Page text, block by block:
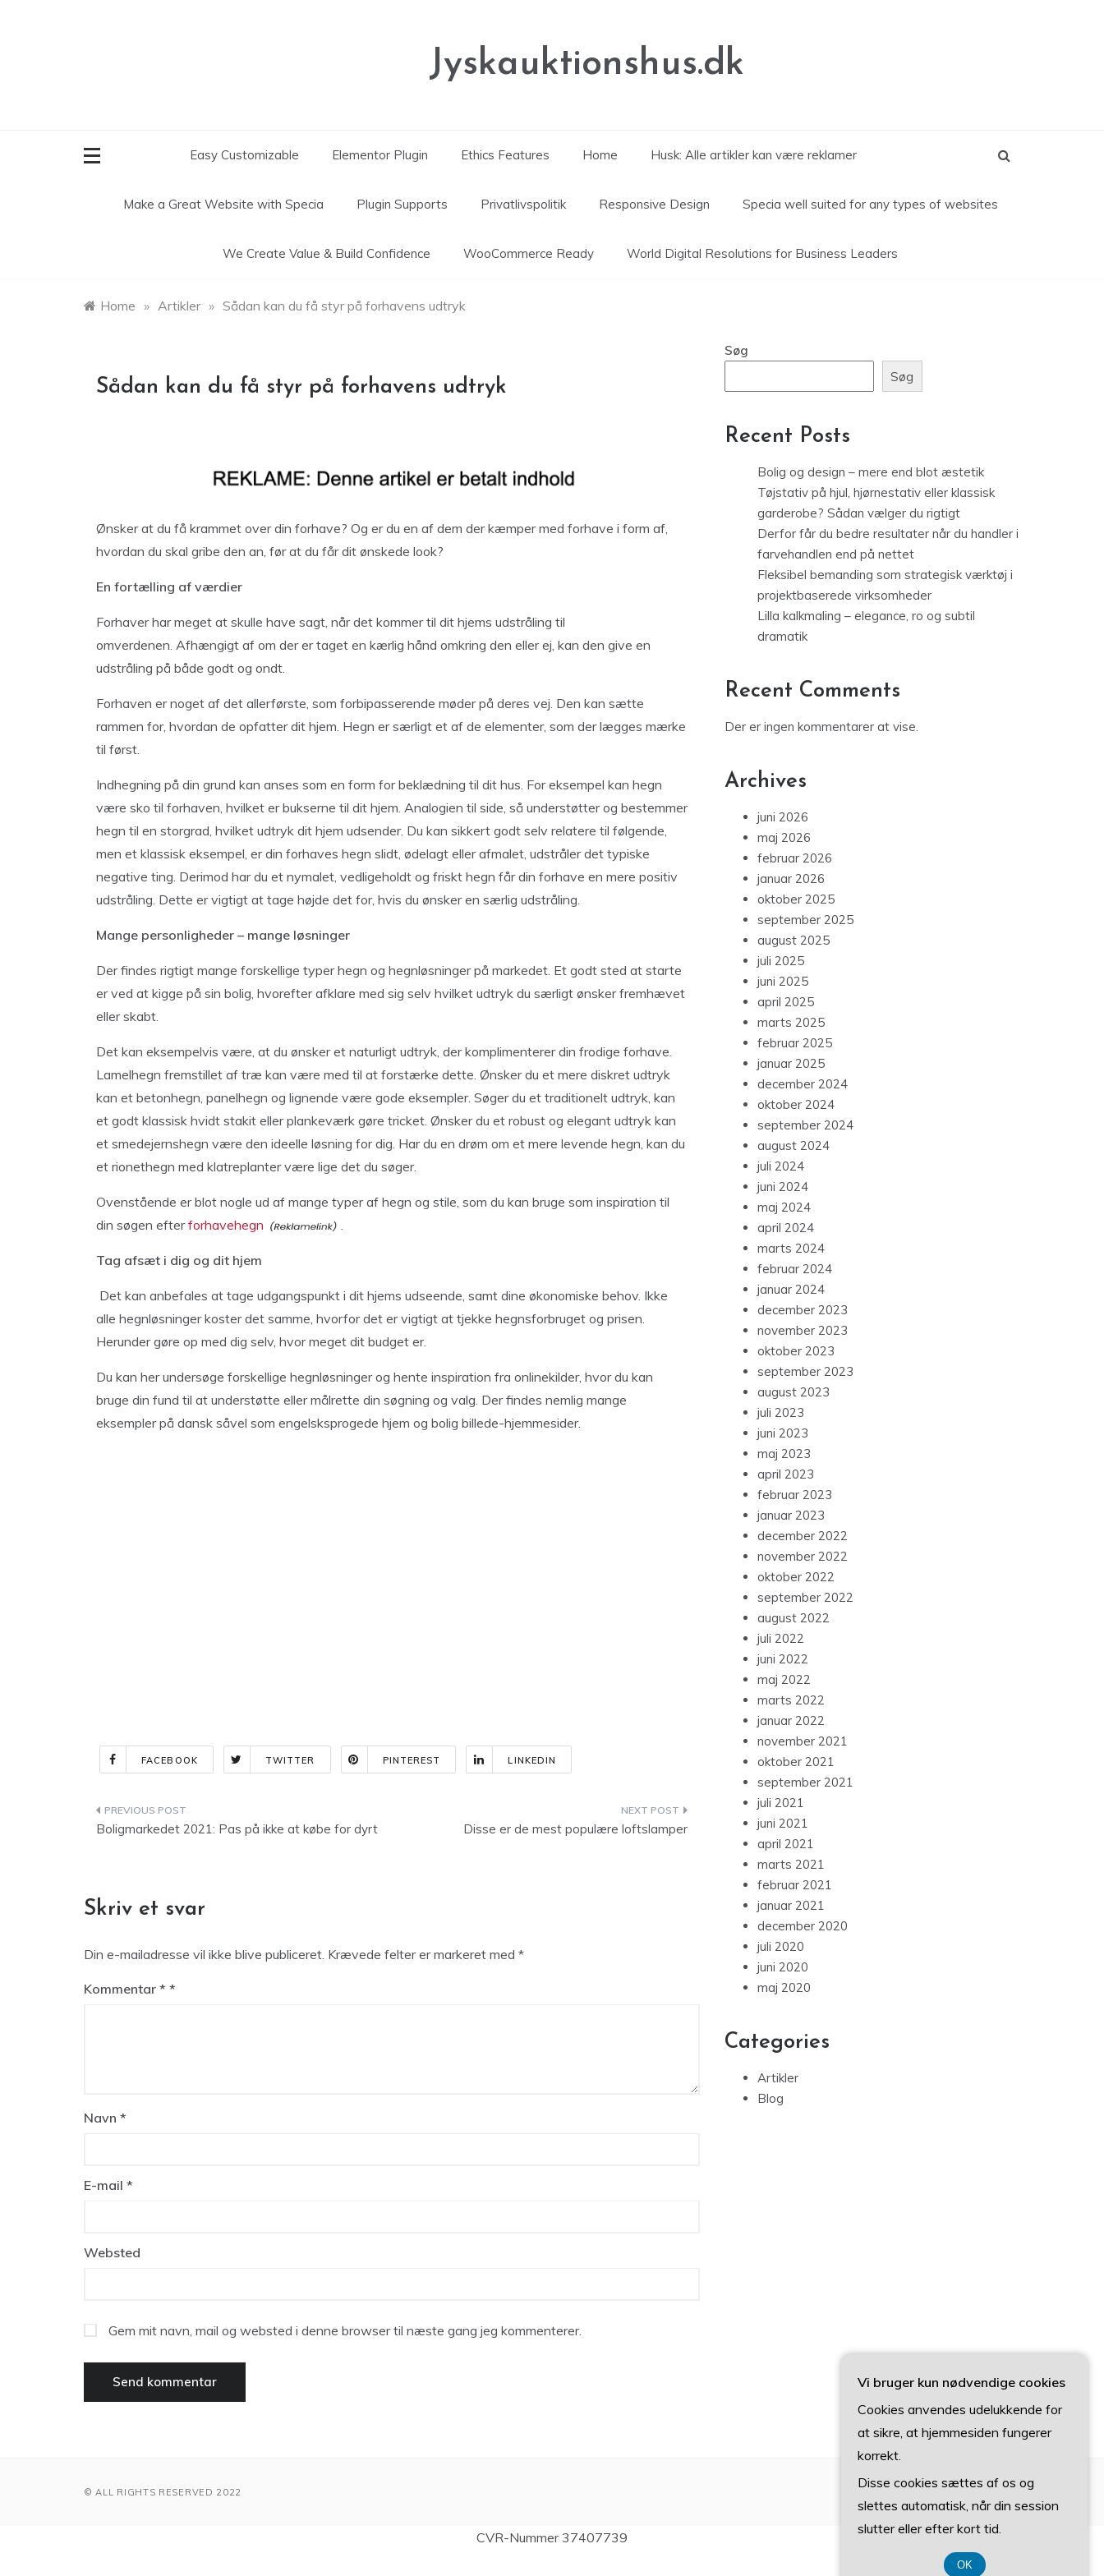
Jyskauktionshus.dk
Easy Customizable Elementor Plugin Ethics Features Home Husk: Alle artikler kan være reklamer
Make a Great Website with Specia Plugin Supports Privatlivspolitik Responsive Design Specia well suited for any types of websites
We Create Value & Build Confidence WooCommerce Ready World Digital Resolutions for Business Leaders
Home » Artikler » Sådan kan du få styr på forhavens udtryk
Sådan kan du få styr på forhavens udtryk
Ønsker at du få krammet over din forhave? Og er du en af dem der kæmper med forhave i form af,
hvordan du skal gribe den an, før at du får dit ønskede look?
En fortælling af værdier
Forhaver har meget at skulle have sagt, når det kommer til dit hjems udstråling til
omverdenen. Afhængigt af om der er taget en kærlig hånd omkring den eller ej, kan den give en
udstråling på både godt og ondt.
Forhaven er noget af det allerførste, som forbipasserende møder på deres vej. Den kan sætte
rammen for, hvordan de opfatter dit hjem. Hegn er særligt et af de elementer, som der lægges mærke
til først.
Indhegning på din grund kan anses som en form for beklædning til dit hus. For eksempel kan hegn
være sko til forhaven, hvilket er bukserne til dit hjem. Analogien til side, så understøtter og bestemmer
hegn til en storgrad, hvilket udtryk dit hjem udsender. Du kan sikkert godt selv relatere til følgende,
men et klassisk eksempel, er din forhaves hegn slidt, ødelagt eller afmalet, udstråler det typiske
negative ting. Derimod har du et nymalet, vedligeholdt og friskt hegn får din forhave en mere positiv
udstråling. Dette er vigtigt at tage højde det for, hvis du ønsker en særlig udstråling.
Mange personligheder – mange løsninger
Der findes rigtigt mange forskellige typer hegn og hegnløsninger på markedet. Et godt sted at starte
er ved at kigge på sin bolig, hvorefter afklare med sig selv hvilket udtryk du særligt ønsker fremhævet
eller skabt.
Det kan eksempelvis være, at du ønsker et naturligt udtryk, der komplimenterer din frodige forhave.
Lamelhegn fremstillet af træ kan være med til at forstærke dette. Ønsker du et mere diskret udtryk
kan et betonhegn, panelhegn og lignende være gode eksempler. Søger du et traditionelt udtryk, kan
et godt klassisk hvidt stakit eller plankeværk gøre tricket. Ønsker du et robust og elegant udtryk kan
et smedejernshegn være den ideelle løsning for dig. Har du en drøm om et mere levende hegn, kan du
et rionethegn med klatreplanter være lige det du søger.
Ovenstående er blot nogle ud af mange typer af hegn og stile, som du kan bruge som inspiration til
din søgen efterforhavehegn .
Tag afsæt i dig og dit hjem
Det kan anbefales at tage udgangspunkt i dit hjems udseende, samt dine økonomiske behov. Ikke
alle hegnløsninger koster det samme, hvorfor det er vigtigt at tjekke hegnsforbruget og prisen.
Herunder gøre op med dig selv, hvor meget dit budget er.
Du kan her undersøge forskellige hegnløsninger og hente inspiration fra onlinekilder, hvor du kan
bruge din fund til at understøtte eller målrette din søgning og valg. Der findes nemlig mange
eksempler på dansk såvel som engelsksprogede hjem og bolig billede-hjemmesider.
FACEBOOK TWITTER PINTEREST LINKEDIN
Indlægsnavigation
Boligmarkedet 2021: Pas på ikke at købe for dyrt Disse er de mest populære loftslamper
Skriv et svar
Din e-mailadresse vil ikke blive publiceret. Krævede felter er markeret med *
Kommentar *
Navn *
E-mail *
Websted
Gem mit navn, mail og websted i denne browser til næste gang jeg kommenterer.
Søg
Søg
Recent Posts
Bolig og design – mere end blot æstetik
Tøjstativ på hjul, hjørnestativ eller klassisk
garderobe? Sådan vælger du rigtigt
Derfor får du bedre resultater når du handler i
farvehandlen end på nettet
Fleksibel bemanding som strategisk værktøj i
projektbaserede virksomheder
Lilla kalkmaling – elegance, ro og subtil
dramatik
Recent Comments
Der er ingen kommentarer at vise.
Archives
juni 2026
maj 2026
februar 2026
januar 2026
oktober 2025
september 2025
august 2025
juli 2025
juni 2025
april 2025
marts 2025
februar 2025
januar 2025
december 2024
oktober 2024
september 2024
august 2024
juli 2024
juni 2024
maj 2024
april 2024
marts 2024
februar 2024
januar 2024
december 2023
november 2023
oktober 2023
september 2023
august 2023
juli 2023
juni 2023
maj 2023
april 2023
februar 2023
januar 2023
december 2022
november 2022
oktober 2022
september 2022
august 2022
juli 2022
juni 2022
maj 2022
marts 2022
januar 2022
november 2021
oktober 2021
september 2021
juli 2021
juni 2021
april 2021
marts 2021
februar 2021
januar 2021
december 2020
juli 2020
juni 2020
maj 2020
Categories
Artikler
Blog
© ALL RIGHTS RESERVED 2022
CVR-Nummer 37407739
Vi bruger kun nødvendige cookies
Cookies anvendes udelukkende for
at sikre, at hjemmesiden fungerer
korrekt.
Disse cookies sættes af os og
slettes automatisk, når din session
slutter eller efter kort tid.
OK